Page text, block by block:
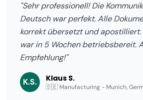
"Sehr professionell! Die
Deutsch war perfekt. Alle
korrekt übersetzt und apostilliert.
war in 5 Wochen betriebsbereit.
Empfehlung!"
K.S. Klaus S.
🇩🇪 Manufacturing - Munich,